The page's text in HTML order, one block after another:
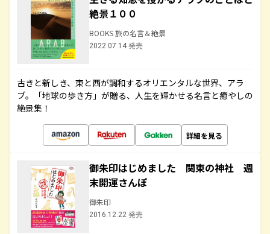
絶景１００
BOOKS 旅の名言＆絶景
2022.07.14 発売
古きと新しき、東と西が調和するオリエンタルな世界、アラ
ブ。「地球の歩き方」が贈る、人生を輝かせる名言と癒やしの
絶景集！
詳細を見る
御朱印はじめました 関東の神社 週
末開運さんぽ
御朱印
2016.12.22 発売